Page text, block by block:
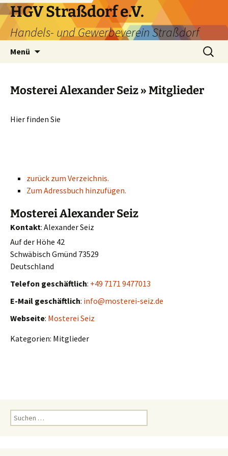
HGV Straßdorf e.V.
Handels- und Gewerbeverein Straßdorf
Menü
Mosterei Alexander Seiz » Mitglieder
Hier finden Sie
zurück zum Verzeichnis.
Zum Adressbuch hinzufügen.
Mosterei Alexander Seiz
Kontakt: AlexanderSeiz
Auf der Höhe 42
Schwäbisch Gmünd 73529
Deutschland
Telefon geschäftlich: +49 7171 9477013
E-Mail geschäftlich: info@mosterei-seiz.de
Webseite: Mosterei Seiz
Kategorien: Mitglieder